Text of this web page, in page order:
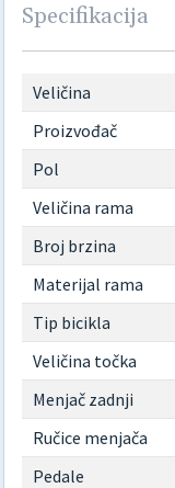
Specifikacija
Veličina
Proizvođač
Pol
Veličina rama
Broj brzina
Materijal rama
Tip bicikla
Veličina točka
Menjač zadnji
Ručice menjača
Pedale